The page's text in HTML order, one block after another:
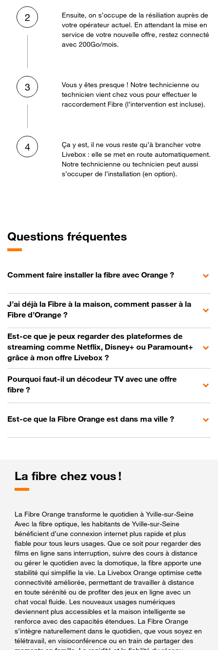
2
Ensuite, on s’occupe de la résiliation auprès de
votre opérateur actuel. En attendant la mise en
service de votre nouvelle offre, restez connecté
avec 200Go/mois.
3
Vous y êtes presque ! Notre technicienne ou
technicien vient chez vous pour effectuer le
raccordement Fibre (l’intervention est incluse).
4
Ça y est, il ne vous reste qu’à brancher votre
Livebox : elle se met en route automatiquement.
Notre technicienne ou technicien peut aussi
s’occuper de l’installation (en option).
Questions fréquentes
Comment faire installer la fibre avec Orange ?
J’ai déjà la Fibre à la maison, comment passer à la
Fibre d’Orange ?
Est-ce que je peux regarder des plateformes de
streaming comme Netflix, Disney+ ou Paramount+
grâce à mon offre Livebox ?
Pourquoi faut-il un décodeur TV avec une offre
fibre ?
Est-ce que la Fibre Orange est dans ma ville ?
La fibre chez vous !
La Fibre Orange transforme le quotidien à Yville-sur-Seine
Avec la fibre optique, les habitants de Yville-sur-Seine
bénéficient d’une connexion internet plus rapide et plus
fiable pour tous leurs usages. Que ce soit pour regarder des
films en ligne sans interruption, suivre des cours à distance
ou gérer le quotidien avec la domotique, la fibre apporte une
stabilité qui simplifie la vie. La Livebox Orange optimise cette
connectivité améliorée, permettant de travailler à distance
en toute sérénité ou de profiter des jeux en ligne avec un
chat vocal fluide. Les nouveaux usages numériques
deviennent plus accessibles et la maison intelligente se
renforce avec des capacités étendues. La Fibre Orange
s’intègre naturellement dans le quotidien, que vous soyez en
télétravail, en visioconférence ou en train de partager des